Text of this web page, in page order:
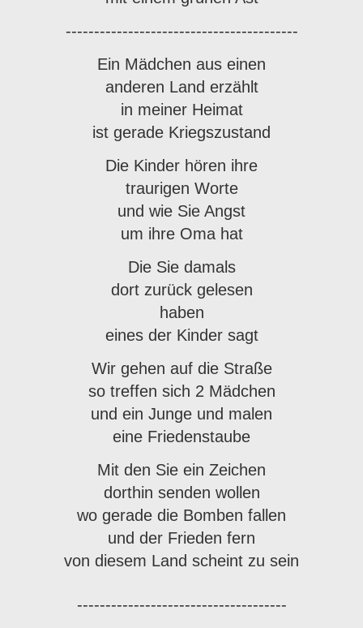
-----------------------------------------
Ein Mädchen aus einen
anderen Land erzählt
in meiner Heimat
ist gerade Kriegszustand
Die Kinder hören ihre
traurigen Worte
und wie Sie Angst
um ihre Oma hat
Die Sie damals
dort zurück gelesen
haben
eines der Kinder sagt
Wir gehen auf die Straße
so treffen sich 2 Mädchen
und ein Junge und malen
eine Friedenstaube
Mit den Sie ein Zeichen
dorthin senden wollen
wo gerade die Bomben fallen
und der Frieden fern
von diesem Land scheint zu sein
-------------------------------------